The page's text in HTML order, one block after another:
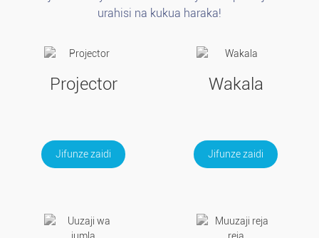
urahisi na kukua haraka!
Projector
Jifunze zaidi
Wakala
Jifunze zaidi